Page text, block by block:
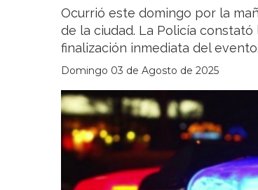
Ocurrió este domingo por la
de la ciudad. La Policía
finalización inmediata del evento.
Domingo 03 de Agosto de 2025